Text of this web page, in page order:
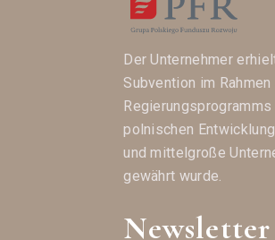
Der Unternehmer
Subvention im
polnischen
und mittelgroße
gewährt wurde.
Newsletter